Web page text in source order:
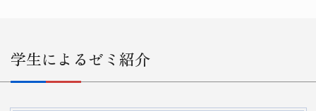
学生によるゼミ紹介